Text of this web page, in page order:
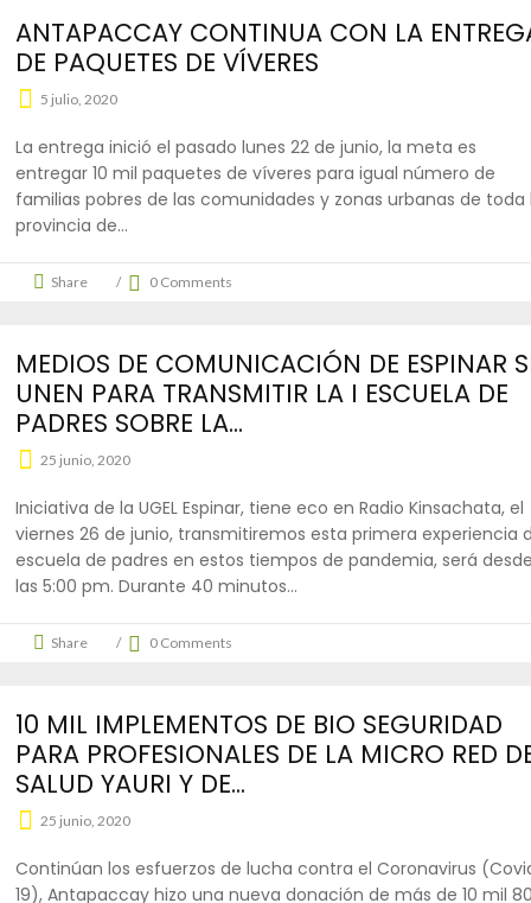
ANTAPACCAY CONTINUA CON LA
DE PAQUETES DE VÍVERES
5 julio, 2020
La entrega inició el pasado lunes 22 de junio, la meta es
entregar 10 mil paquetes de víveres para igual número de
familias pobres de las comunidades y zonas urbanas de toda
provincia de
Share 0 Comments
MEDIOS DE COMUNICACIÓN DE ESPINAR
UNEN PARA TRANSMITIR LA I ESCUELA DE
PADRES SOBRE LA...
25 junio, 2020
Iniciativa de la UGEL Espinar, tiene eco en Radio Kinsachata, el
viernes 26 de junio, transmitiremos esta primera experiencia
escuela de padres en estos tiempos de pandemia, será desde
las 5:00 pm. Durante 40 minutos
Share 0 Comments
10 MIL IMPLEMENTOS DE BIO SEGURIDAD
PARA PROFESIONALES DE LA MICRO RED
SALUD YAURI Y DE...
25 junio, 2020
Continúan los esfuerzos de lucha contra el Coronavirus
19), Antapaccay hizo una nueva donación de más de 10 mil